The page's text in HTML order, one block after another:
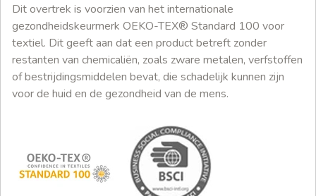
Dit overtrek is voorzien van het internationale
gezondheidskeurmerk OEKO-TEX® Standard 100 voor
textiel. Dit geeft aan dat een product betreft zonder
restanten van chemicaliën, zoals zware metalen, verfstoffen
of bestrijdingsmiddelen bevat, die schadelijk kunnen zijn
voor de huid en de gezondheid van de mens.